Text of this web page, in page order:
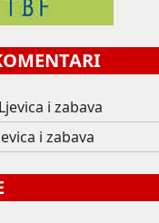
i zabava
i zabava